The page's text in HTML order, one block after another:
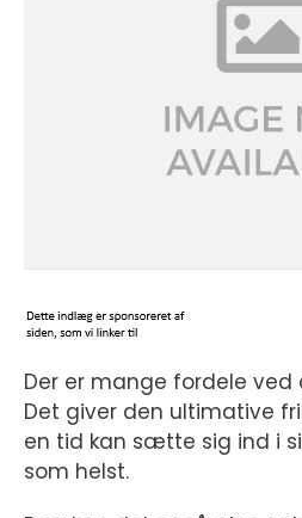
Der er mange fordele ved
Det giver den ultimative
en tid kan sætte sig ind i
som helst.